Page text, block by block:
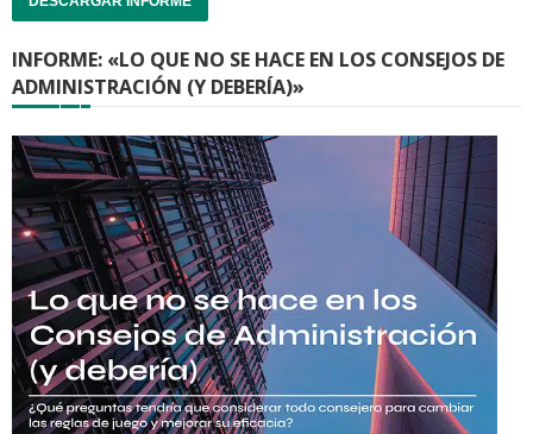
INFORME: «LO QUE NO SE HACE EN LOS CONSEJOS DE
ADMINISTRACIÓN (Y DEBERÍA)»